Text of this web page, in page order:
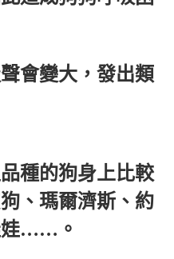
會變大，發出類
種的狗身上比較
、瑪爾濟斯、約
娃……。